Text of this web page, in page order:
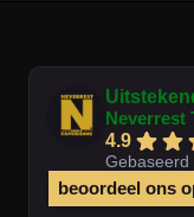
Neverrest
4.9
Gebaseerd
beoordeel ons